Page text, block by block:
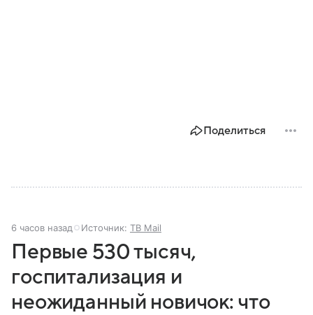
Поделиться
6 часов назад Источник: ТВ Mail
Первые 530 тысяч,
госпитализация и
неожиданный новичок: что